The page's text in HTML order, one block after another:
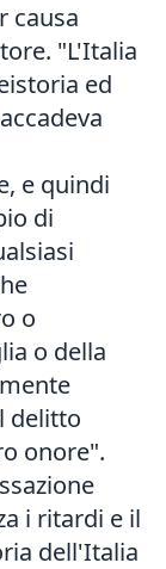
causa
"L'Italia
ed
e quindi
di
o
o della
delitto
onore".
i ritardi e il
dell'Italia